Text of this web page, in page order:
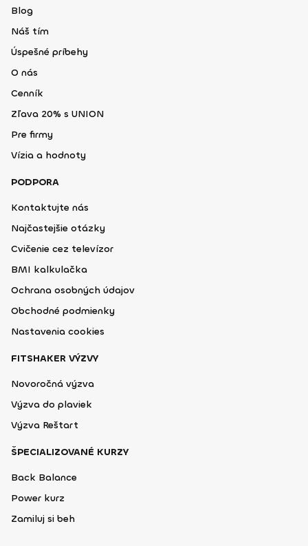
Blog
Náš tím
Úspešné príbehy
O nás
Cenník
Zľava 20% s UNION
Pre firmy
Vízia a hodnoty
PODPORA
Kontaktujte nás
Najčastejšie otázky
Cvičenie cez televízor
BMI kalkulačka
Ochrana osobných údajov
Obchodné podmienky
Nastavenia cookies
FITSHAKER VÝZVY
Novoročná výzva
Výzva do plaviek
Výzva Reštart
ŠPECIALIZOVANÉ KURZY
Back Balance
Power kurz
Zamiluj si beh